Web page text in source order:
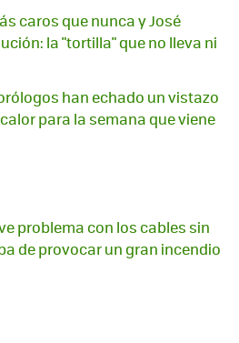
caros que nunca y José
la "tortilla" que no lleva ni
han echado un vistazo
para la semana que viene
problema con los cables sin
de provocar un gran incendio